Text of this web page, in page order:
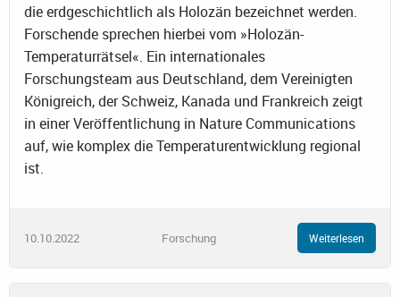
die erdgeschichtlich als Holozän bezeichnet werden.
Forschende sprechen hierbei vom »Holozän-
Temperaturrätsel«. Ein internationales
Forschungsteam aus Deutschland, dem Vereinigten
Königreich, der Schweiz, Kanada und Frankreich zeigt
in einer Veröffentlichung in Nature Communications
auf, wie komplex die Temperaturentwicklung regional
ist.
10.10.2022 Forschung Weiterlesen